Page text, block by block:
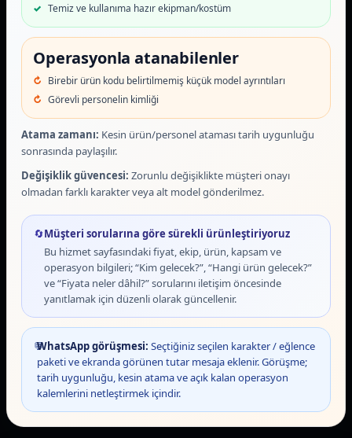
Temiz ve kullanıma hazır ekipman/kostüm
Operasyonla atanabilenler
Birebir ürün kodu belirtilmemiş küçük model ayrıntıları
Görevli personelin kimliği
Atama zamanı: Kesin ürün/personel ataması tarih uygunluğu
sonrasında paylaşılır.
Değişiklik güvencesi: Zorunlu değişiklikte müşteri onayı
olmadan farklı karakter veya alt model gönderilmez.
🔄Müşteri sorularına göre sürekli ürünleştiriyoruz
Bu hizmet sayfasındaki fiyat, ekip, ürün, kapsam ve
operasyon bilgileri; “Kim gelecek?”, “Hangi ürün gelecek?”
ve “Fiyata neler dâhil?” sorularını iletişim öncesinde
yanıtlamak için düzenli olarak güncellenir.
💬
WhatsApp görüşmesi: Seçtiğiniz seçilen karakter / eğlence
paketi ve ekranda görünen tutar mesaja eklenir. Görüşme;
tarih uygunluğu, kesin atama ve açık kalan operasyon
kalemlerini netleştirmek içindir.